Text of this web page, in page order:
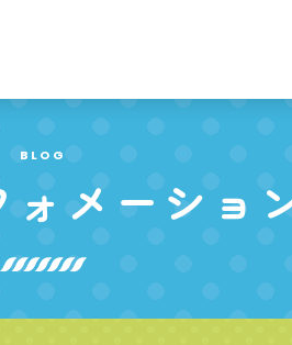
BLOG
ォメーショ